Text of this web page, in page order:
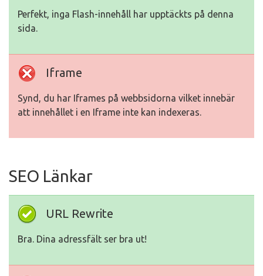
Perfekt, inga Flash-innehåll har upptäckts på denna
sida.
Iframe
Synd, du har Iframes på webbsidorna vilket innebär
att innehållet i en Iframe inte kan indexeras.
SEO Länkar
URL Rewrite
Bra. Dina adressfält ser bra ut!